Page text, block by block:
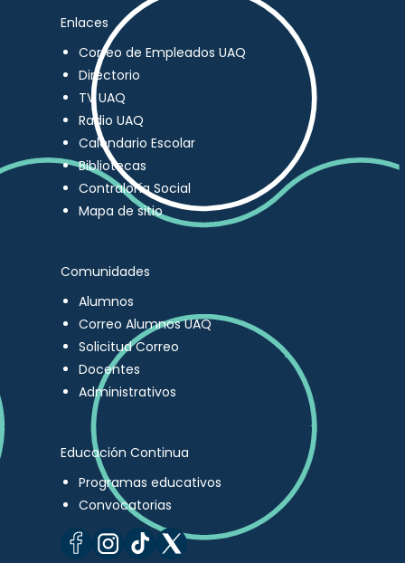
Enlaces
Correo de Empleados UAQ
Directorio
TV UAQ
Radio UAQ
Calendario Escolar
Bibliotecas
Contraloría Social
Mapa de sitio
Comunidades
Alumnos
Correo Alumnos UAQ
Solicitud Correo
Docentes
Administrativos
Educación Continua
Programas educativos
Convocatorias